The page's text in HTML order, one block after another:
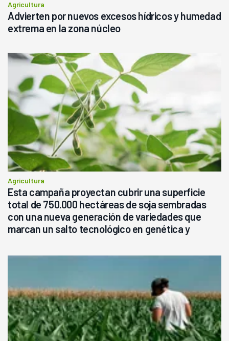
Agricultura
Advierten por nuevos excesos hídricos y humedad
extrema en la zona núcleo
Agricultura
Esta campaña proyectan cubrir una superficie
total de 750.000 hectáreas de soja sembradas
con una nueva generación de variedades que
marcan un salto tecnológico en genética y